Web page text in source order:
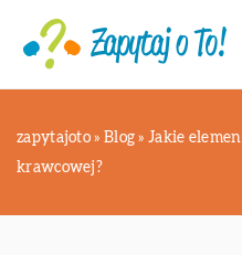
zapytajoto » Blog »Jakie
krawcowej?